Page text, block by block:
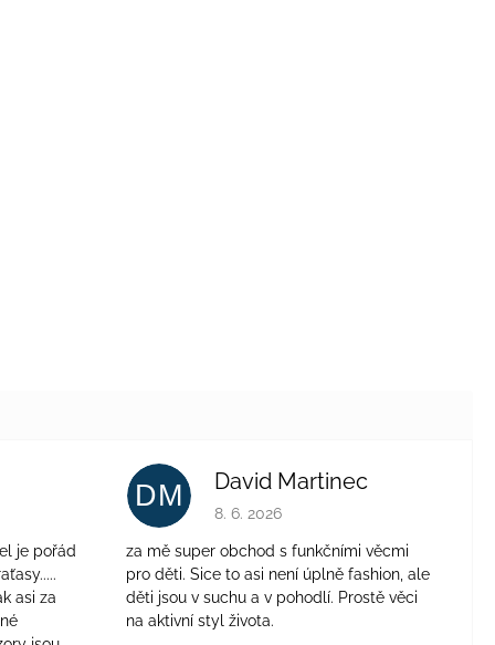
4 z 5 hvězdiček.
je pořád
asi za
DM David Martinec
Hodnocení obchodu je 5 z 5 hvězdiček.
8. 6. 2026
za mě super obchod s funkčními věcmi
pro děti. Sice to asi není úplně fashion, ale
děti jsou v suchu a v pohodlí. Prostě věci
na aktivní styl života.